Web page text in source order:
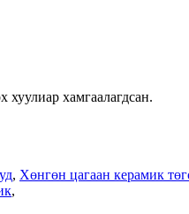
хамгаалагдсан.
, Хөнгөн цагаан керамик
,